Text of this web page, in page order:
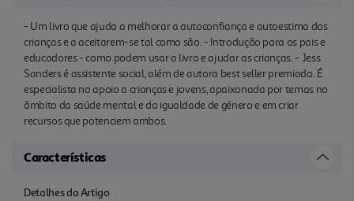
- Um livro que ajuda a melhorar a autoconfiança e autoestima das
crianças e a aceitarem-se tal como são. - Introdução para os pais e
educadores - como podem usar o livro e ajudar as crianças. - Jess
Sanders é assistente social, além de autora best seller premiada. É
especialista no apoio a crianças e jovens, apaixonada por temas no
âmbito da saúde mental e da igualdade de género e em criar
recursos que potenciem ambos.
Características
Detalhes do Artigo